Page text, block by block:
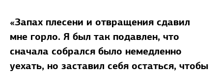
«Запах плесени и отвращения сдавил
мне горло. Я был так подавлен, что
сначала собрался было немедленно
уехать, но заставил себя остаться, чтобы